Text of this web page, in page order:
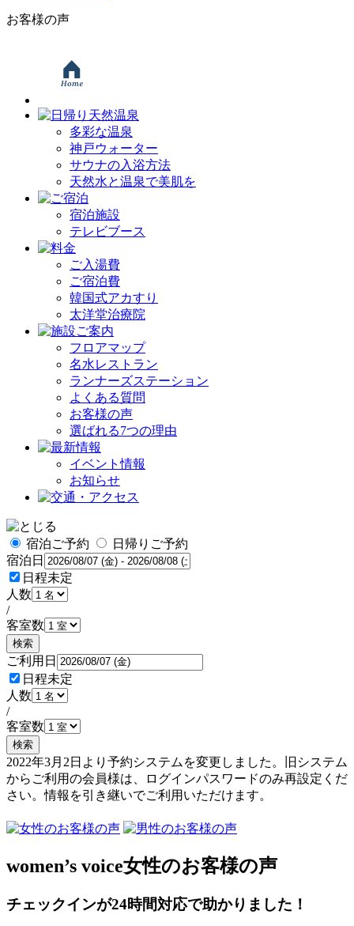
お客様の声
多彩な温泉
神戸ウォーター
サウナの入浴方法
天然水と温泉で美肌を
宿泊施設
テレビブース
ご入湯費
ご宿泊費
韓国式アカすり
太洋堂治療院
フロアマップ
名水レストラン
ランナーズステーション
よくある質問
お客様の声
選ばれる7つの理由
イベント情報
お知らせ
宿泊ご予約
日帰りご予約
宿泊日
日程未定
人数
/
客室数
検索
ご利用日
日程未定
人数
/
客室数
検索
2022年3月2日より予約システムを変更しました。旧システム
からご利用の会員様は、ログインパスワードのみ再設定くだ
さい。情報を引き継いでご利用いただけます。
women’s voice女性のお客様の声
チェックインが24時間対応で助かりました！